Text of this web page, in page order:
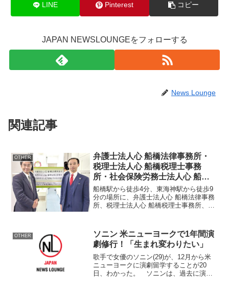
LINE Pinterest コピー
JAPAN NEWSLOUNGEをフォローする
News Lounge
関連記事
OTHER
弁護士法人心 船橋法律事務所・
税理士法人心 船橋税理士事務
所・社会保険労務士法人心 船橋
社会保険労務士事務所 オープン
船橋駅から徒歩4分、東海神駅から徒歩9
分の場所に、弁護士法人心 船橋法律事務
所、税理士法人心 船橋税理士事務所、社
はそれぞれ3か所目の事務所となり、全国
では17か所目...
OTHER
ソニン 米ニューヨークで1年間演
劇修行！「生まれ変わりたい」
歌手で女優のソニン(29)が、12月から米
ニューヨークに演劇留学することが20
日、わかった。 ソニンは、過去に演出